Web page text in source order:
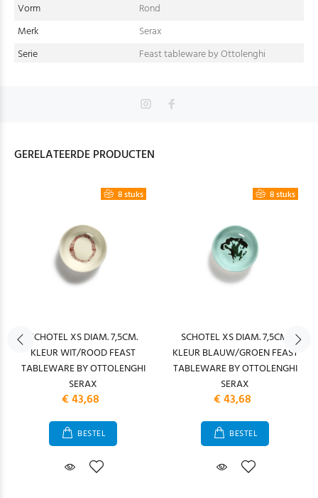
Vorm
Rond
Merk
Serax
Serie
Feast tableware by Ottolenghi
GERELATEERDE PRODUCTEN
8 stuks
SCHOTEL XS DIAM. 7,5CM.
KLEUR WIT/ROOD FEAST
TABLEWARE BY OTTOLENGHI
SERAX
€ 43,68
BESTEL
8 stuks
SCHOTEL XS DIAM. 7,5CM.
KLEUR BLAUW/GROEN FEAST
TABLEWARE BY OTTOLENGHI
SERAX
€ 43,68
BESTEL